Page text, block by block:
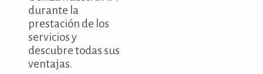
durante la
prestación de los
servicios y
descubre todas sus
ventajas.